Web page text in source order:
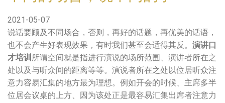
2021-05-07
说话要顾及不同场合，否则，再好的话题，再优美的话语，
也不会产生好表现效果，有时我们甚至会适得其反。 演讲口
才培训 所谓空间就是指进行演说的场所范围、演讲者所在之
处以及与听众间的距离等等。演说者所在之处以位居听众注
意力容易汇集的地方最为理想。例如开会的时候、主席多半
位居会议桌的上方、因为该处正是最容易汇集出席者注意力